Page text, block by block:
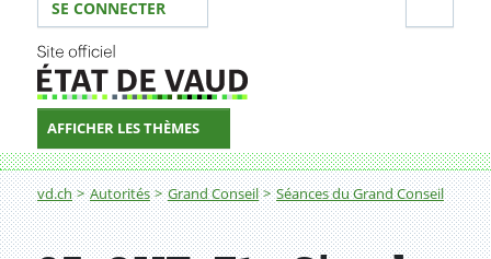
SE CONNECTER
AFFICHER LES THÈMES
Fil d'Ariane
vd.ch Autorités Grand Conseil Séances du Grand Conseil